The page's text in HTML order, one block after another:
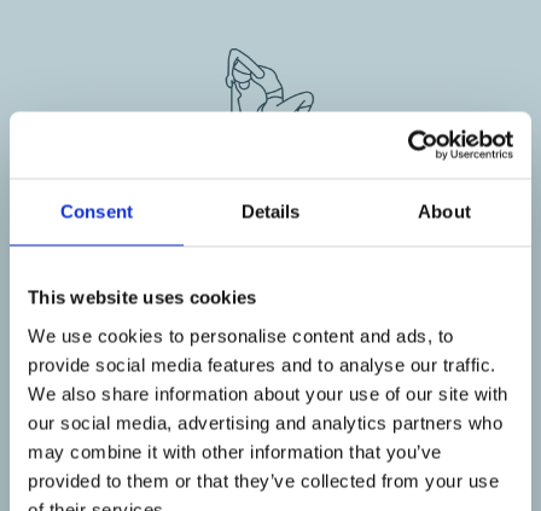
Consent Details About
This website uses cookies
We use cookies to personalise content and ads, to
provide social media features and to analyse our traffic.
We also share information about your use of our site with
our social media, advertising and analytics partners who
may combine it with other information that you’ve
provided to them or that they’ve collected from your use
CAMBIAMENTO DI EMOZIONI E